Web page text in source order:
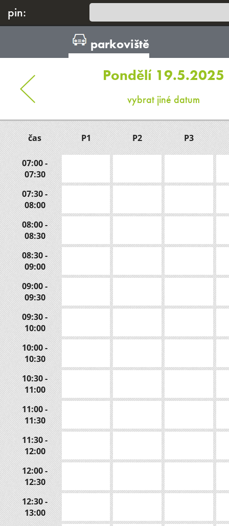
pin:
parkoviště
Pondělí 19.5.2025
vybrat jiné datum
čas P1 P2 P3
07:00 -
07:30
07:30 -
08:00
08:00 -
08:30
08:30 -
09:00
09:00 -
09:30
09:30 -
10:00
10:00 -
10:30
10:30 -
11:00
11:00 -
11:30
11:30 -
12:00
12:00 -
12:30
12:30 -
13:00